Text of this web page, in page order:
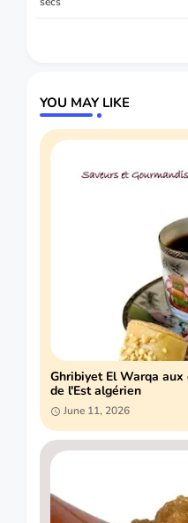
YOU MAY LIKE
Ghribiyet El Warqa aux
de l'Est algérien
June 11, 2026